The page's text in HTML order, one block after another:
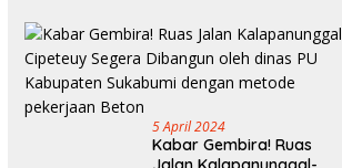
5 April 2024
Kabar Gembira! Ruas